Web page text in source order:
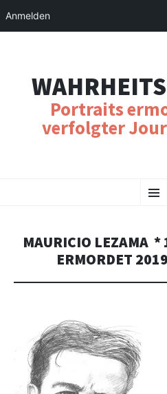
Portraits
verfolgter
TO
MAURICIO LEZAMA
ERMORDET
Anmelden